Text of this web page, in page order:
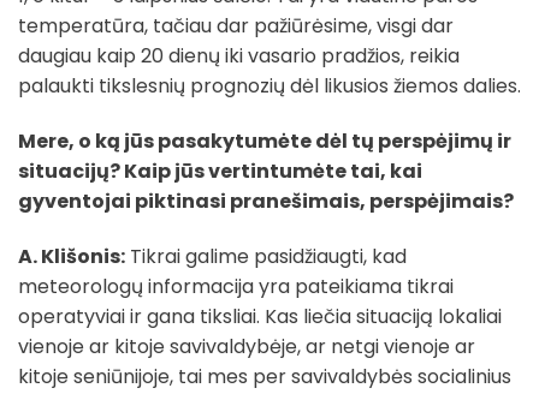
temperatūra, tačiau dar pažiūrėsime, visgi dar
daugiau kaip 20 dienų iki vasario pradžios, reikia
palaukti tikslesnių prognozių dėl likusios žiemos dalies.
Mere, o ką jūs pasakytumėte dėl tų perspėjimų ir
situacijų? Kaip jūs vertintumėte tai, kai
gyventojai piktinasi pranešimais, perspėjimais?
A. Klišonis: Tikrai galime pasidžiaugti, kad
meteorologų informacija yra pateikiama tikrai
operatyviai ir gana tiksliai. Kas liečia situaciją lokaliai
vienoje ar kitoje savivaldybėje, ar netgi vienoje ar
kitoje seniūnijoje, tai mes per savivaldybės socialinius